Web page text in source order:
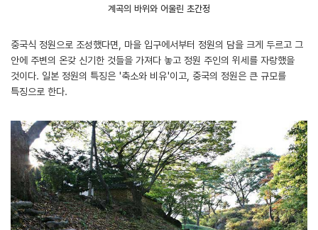
계곡의 바위와 어울린 초간정
중국식 정원으로 조성했다면, 마을 입구에서부터 정원의 담을 크게 두르고 그
안에 주변의 온갖 신기한 것들을 가져다 놓고 정원 주인의 위세를 자랑했을
것이다. 일본 정원의 특징은 '축소와 비유'이고, 중국의 정원은 큰 규모를
특징으로 한다.